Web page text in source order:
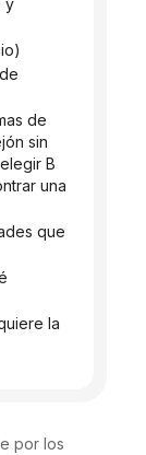
sin
B
una
por los